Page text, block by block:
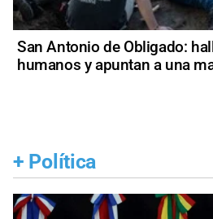
San Antonio de Obligado:
humanos y apuntan a una
+ Política